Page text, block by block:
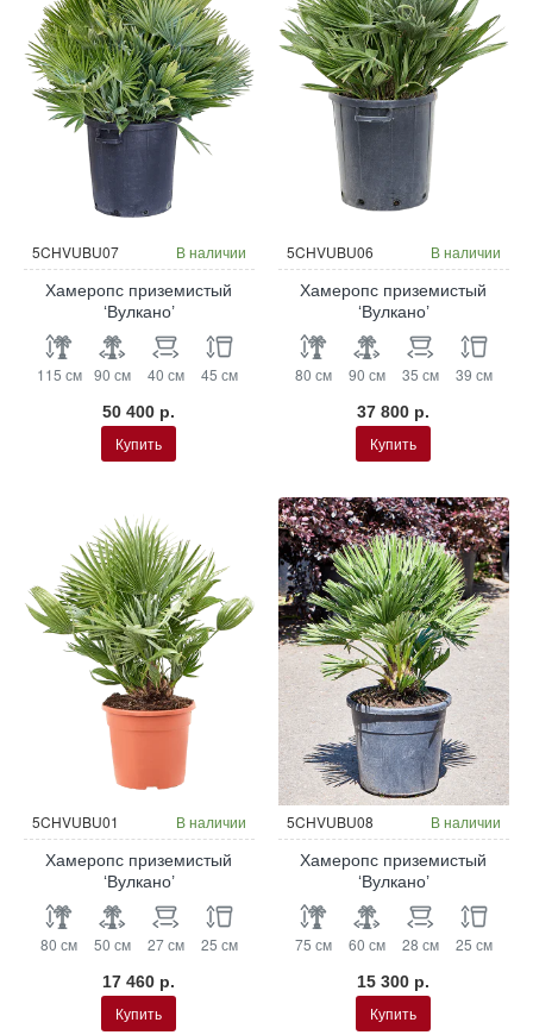
5CHVUBU07 В наличии
Хамеропс приземистый
‘Вулкано’
115 см 90 см 40 см 45 см
50 400 р.
Купить
5CHVUBU06 В наличии
Хамеропс приземистый
‘Вулкано’
80 см 90 см 35 см 39 см
37 800 р.
Купить
5CHVUBU01 В наличии
Хамеропс приземистый
‘Вулкано’
80 см 50 см 27 см 25 см
17 460 р.
Купить
5CHVUBU08 В наличии
Хамеропс приземистый
‘Вулкано’
75 см 60 см 28 см 25 см
15 300 р.
Купить